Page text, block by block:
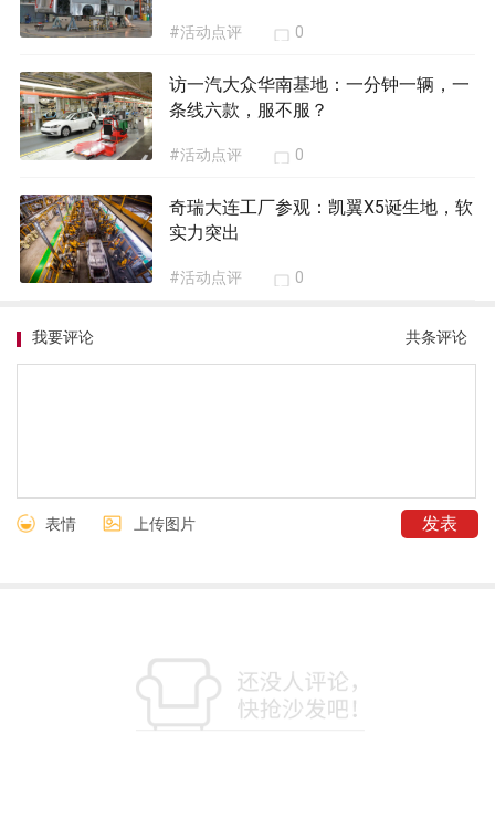
#活动点评 0
访一汽大众华南基地：一分钟一辆，一
条线六款，服不服？
#活动点评 0
奇瑞大连工厂参观：凯翼X5诞生地，软
实力突出
#活动点评 0
共条评论
我要评论
表情 上传图片